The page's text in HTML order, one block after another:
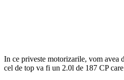
In ce priveste motorizarile, vom avea
cel de top va fi un 2.0l de 187 CP